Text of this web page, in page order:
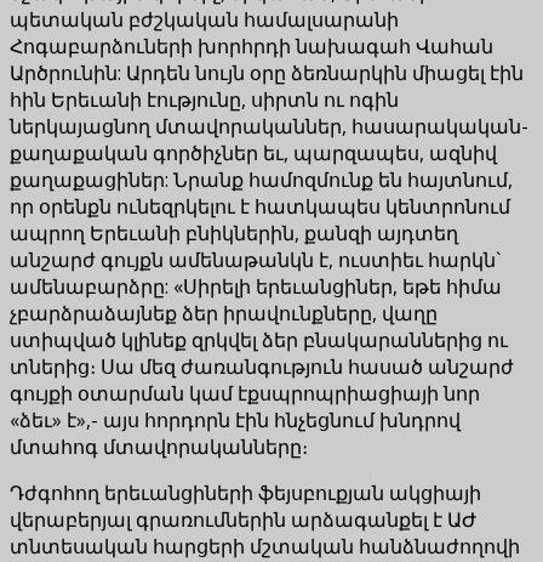
պետական բժշկական համալսարանի
Հոգաբարձուների խորհրդի նախագահ Վահան
Արծրունին: Արդեն նույն օրը ձեռնարկին միացել էին
հին Երեւանի էությունը, սիրտն ու ոգին
ներկայացնող մտավորականներ, հասարակական-
քաղաքական գործիչներ եւ, պարզապես, ազնիվ
քաղաքացիներ: Նրանք համոզմունք են հայտնում,
որ օրենքն ունեզրկելու է հատկապես կենտրոնում
ապրող Երեւանի բնիկներին, քանզի այդտեղ
անշարժ գույքն ամենաթանկն է, ուստիեւ հարկն`
ամենաբարձրը: «Սիրելի երեւանցիներ, եթե հիմա
չբարձրաձայնեք ձեր իրավունքները, վաղը
ստիպված կլինեք զրկվել ձեր բնակարաններից ու
տներից։ Սա մեզ ժառանգություն հասած անշարժ
գույքի օտարման կամ էքսպրոպրիացիայի նոր
«ձեւ» է»,- այս հորդորն էին հնչեցնում խնդրով
մտահոգ մտավորականները։
Դժգոհող երեւանցիների ֆեյսբուքյան ակցիայի
վերաբերյալ գրառումներին արձագանքել է ԱԺ
տնտեսական հարցերի մշտական հանձնաժողովի